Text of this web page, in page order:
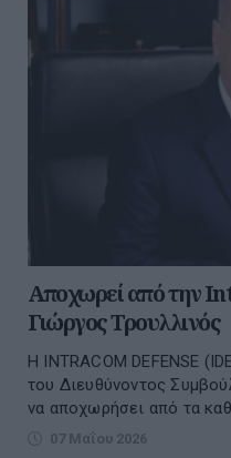
Αποχωρεί από την
Γιώργος Τρουλλινός
Η INTRACOM DEFENSE
του Διευθύνοντος
να αποχωρήσει από τα
07 Μαΐου 2026